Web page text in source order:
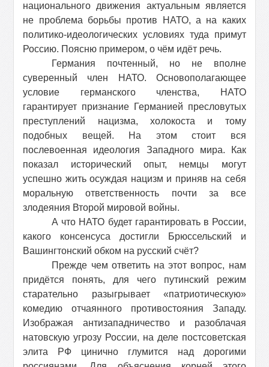
национального движения актуальным является
не проблема борьбы против НАТО, а на каких
политико-идеологических условиях туда примут
Россию. Поясню примером, о чём идёт речь.
Германия почтенный, но не вполне
суверенный член НАТО. Основополагающее
условие германского членства, НАТО
гарантирует признание Германией пресловутых
преступлений нацизма, холокоста и тому
подобных вещей. На этом стоит вся
послевоенная идеология Западного мира. Как
показал исторический опыт, немцы могут
успешно жить осуждая нацизм и приняв на себя
моральную ответственность почти за все
злодеяния Второй мировой войны.
А что НАТО будет гарантировать в России,
какого консенсуса достигли Брюссельский и
Вашингтонский обком на русский счёт?
Прежде чем ответить на этот вопрос, нам
придётся понять, для чего путинский режим
старательно разыгрывает «патриотическую»
комедию отчаянного противостояния Западу.
Изображая антизападничество и разоблачая
натовскую угрозу России, на деле постсоветская
элита РФ цинично глумится над дорогими